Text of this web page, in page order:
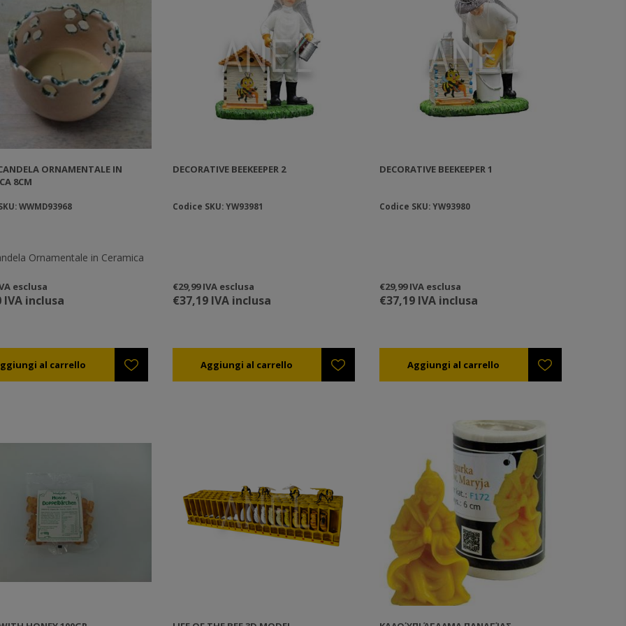
ORNAMENTALE IN
8CM
WWMD93968
Ornamentale in Ceramica
esclusa
IVA inclusa
DECORATIVE BEEKEEPER 2
Codice SKU: YW93981
€29,99 IVA esclusa
€37,19 IVA inclusa
DECORATIVE BEEKEEPER 1
Codice SKU: YW93980
€29,99 IVA esclusa
€37,19 IVA inclusa